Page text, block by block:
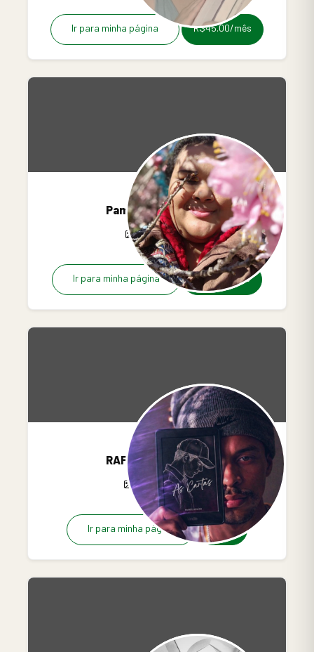
Ir para minha página R$45.00/mês
Pammella Marins
4 0 0
Ir para minha página R$18.00/mês
RAFAEL ARAUJO
12 0 0
Ir para minha página Grátis